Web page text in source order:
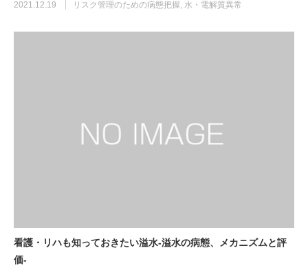
2021.12.19 リスク管理のための病態把握, 水・電解質異常
看護・リハも知っておきたい溢水-溢水の病態、メカニズムと評
価-